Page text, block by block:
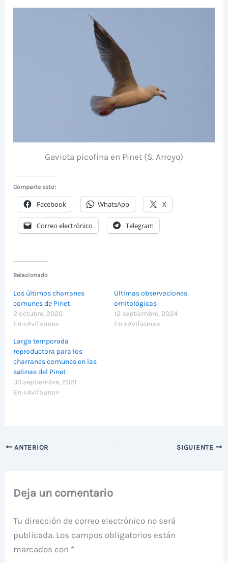
Gaviota picofina en Pinet (S. Arroyo)
Comparte esto:
Facebook WhatsApp X
Correo electrónico Telegram
Relacionado
Los últimos charranes
comunes de Pinet
2 octubre, 2020
En «Avifauna»
Ultimas observaciones
ornitológicas
12 septiembre, 2024
En «Avifauna»
Larga temporada
reproductora para los
charranes comunes en las
salinas del Pinet
30 septiembre, 2021
En «Avifauna»
ANTERIOR SIGUIENTE
Deja un comentario
Tu dirección de correo electrónico no será
publicada. Los campos obligatorios están
marcados con *